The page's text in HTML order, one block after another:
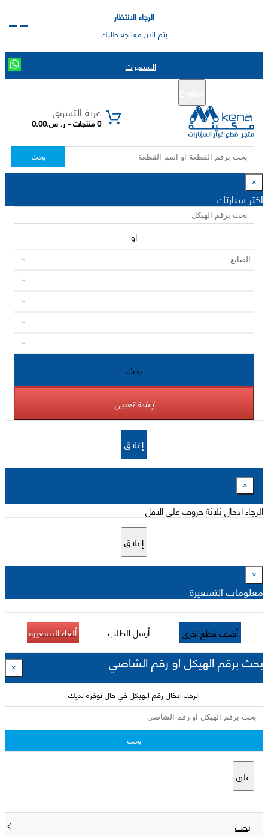
الرجاء الانتظار
يتم الان معالجة طلبك
التسعيرات
عربة التسوق
0 منتجات - ر. س.0.00
بحث
×
اختر سيارتك
او
بحث
إعادة تعيين
إغلاق
×
الرجاء ادخال ثلاثة حروف على الاقل
إغلاق
×
معلومات التسعيرة
أضف قطع اخرى أرسل الطلب ألغاء التسعيرة
بحث برقم الهيكل او رقم الشاصي ×
الرجاء ادخال رقم الهيكل في حال توفره لديك
بحث
غلق
بحث